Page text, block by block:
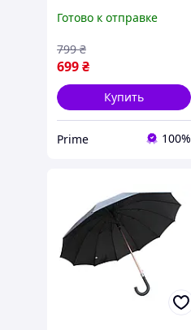
автомат прочный от
антишторм складной
на 16 спиц светло-
фиолетовы
Готово к отправке
699₴
799 ₴
Купить
Prime 100%